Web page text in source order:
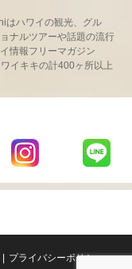
はハワイの観光、グル
ナルツアーや話題の流行
情報フリーマガジン
イキキの計400ヶ所以上
LaniLani
LaniLani
プライバシーポリシー